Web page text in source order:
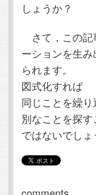
しょうか？
さて，この記
ーションを生
られます。
図式化すれば
同じことを繰
別なことを探
ではないでしょ